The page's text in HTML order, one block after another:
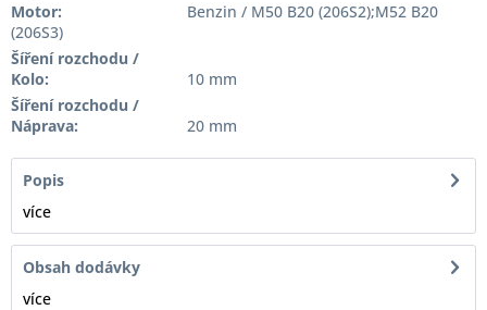
Motor:
Benzin / M50 B20 (206S2);M52 B20
(206S3)
Šíření rozchodu /
Kolo:
10 mm
Šíření rozchodu /
Náprava:
20 mm
Popis
více
Obsah dodávky
více